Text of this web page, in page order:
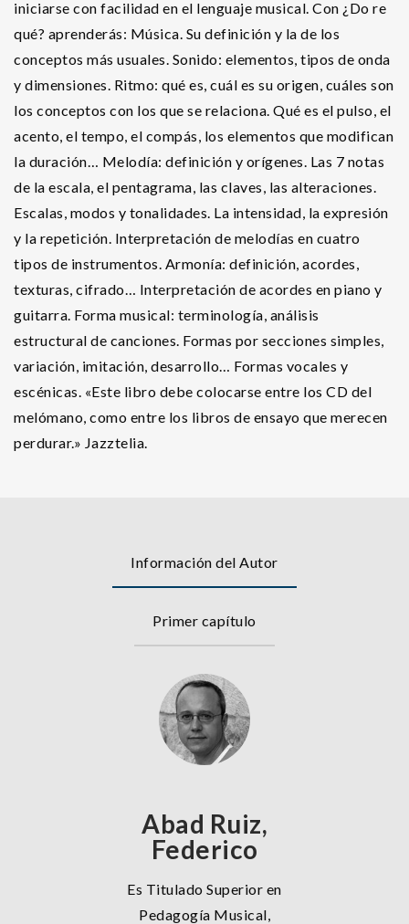
iniciarse con facilidad en el lenguaje musical. Con ¿Do re
qué? aprenderás: Música. Su definición y la de los
conceptos más usuales. Sonido: elementos, tipos de onda
y dimensiones. Ritmo: qué es, cuál es su origen, cuáles son
los conceptos con los que se relaciona. Qué es el pulso, el
acento, el tempo, el compás, los elementos que modifican
la duración… Melodía: definición y orígenes. Las 7 notas
de la escala, el pentagrama, las claves, las alteraciones.
Escalas, modos y tonalidades. La intensidad, la expresión
y la repetición. Interpretación de melodías en cuatro
tipos de instrumentos. Armonía: definición, acordes,
texturas, cifrado… Interpretación de acordes en piano y
guitarra. Forma musical: terminología, análisis
estructural de canciones. Formas por secciones simples,
variación, imitación, desarrollo… Formas vocales y
escénicas. «Este libro debe colocarse entre los CD del
melómano, como entre los libros de ensayo que merecen
perdurar.» Jazztelia.
Información del Autor
Primer capítulo
Abad Ruiz,
Federico
Es Titulado Superior en
Pedagogía Musical,